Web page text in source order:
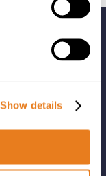
Show detailsKatar,
teknolojileri,
dağıtımını